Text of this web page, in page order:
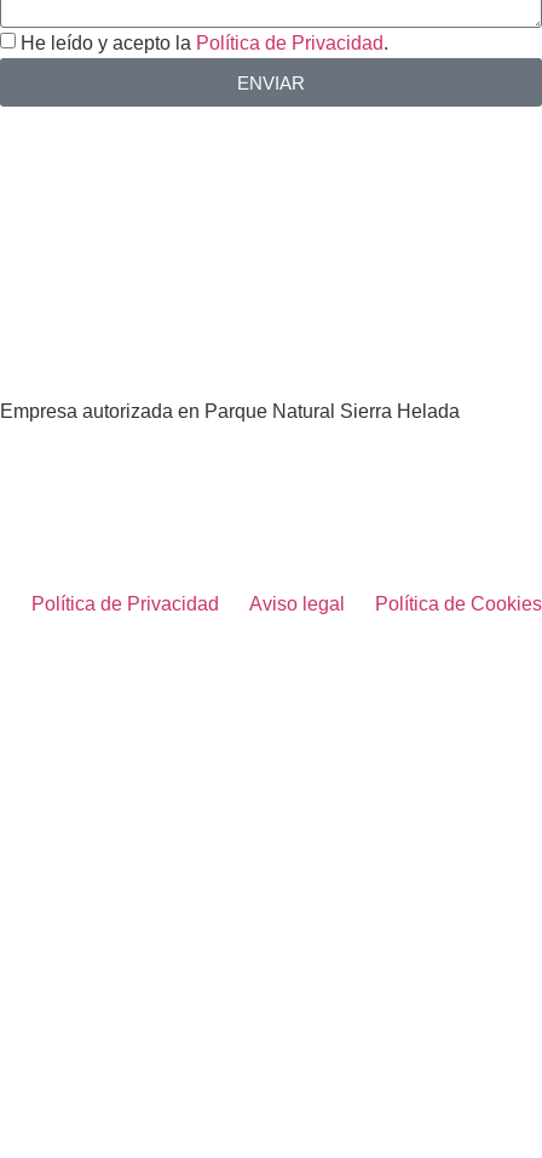
He leído y acepto la Política de Privacidad.
ENVIAR
Empresa autorizada en Parque Natural Sierra Helada
Política de Privacidad Aviso legal Política de Cookies